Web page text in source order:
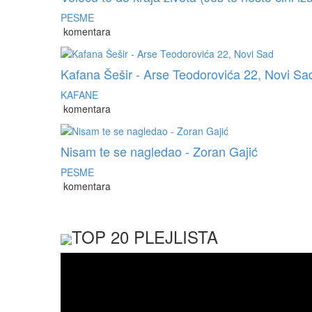
PESME
komentara
Kafana Šešir - Arse Teodorovića 22, Novi
KAFANE
komentara
Nisam te se nagledao - Zoran Gajić
PESME
komentara
TOP 20 PLEJLISTA